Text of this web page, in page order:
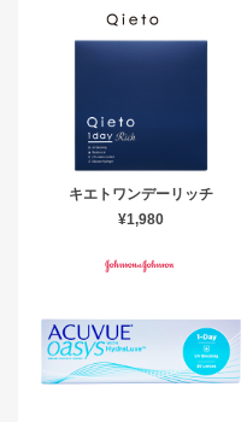
キエトワンデーリッチ
¥1,980